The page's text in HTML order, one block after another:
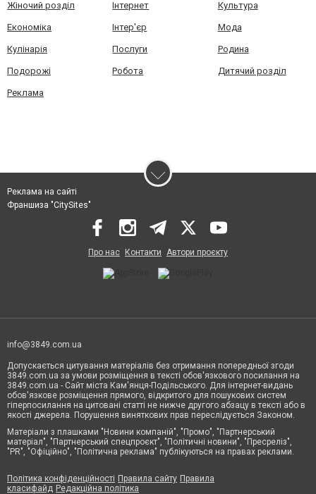
Жіночий розділ Інтернет Культура
Економіка Інтер'єр Мода
Кулінарія Послуги Родина
Подорожі Робота Дитячий розділ
Реклама
Реклама на сайті
Франшиза "CitySites"
Про нас Контакти Автори проєкту
info@3849.com.ua
Допускається цитування матеріалів без отримання попередньої згоди
3849.com.ua за умови розміщення в тексті обов'язкового посилання на
3849.com.ua - Сайт міста Кам'янця-Подільського. Для інтернет-видань
обов'язкове розміщення прямого, відкритого для пошукових систем
гіперпосилання на цитовані статті не нижче другого абзацу в тексті або в
якості джерела. Порушення виняткових прав переслідується Законом.
Матеріали з плашками "Новини компаній", "Промо", "Партнерський
матеріал", "Партнерський спецпроєкт", "Політичні новини", "Пресреліз",
"PR", "Офіційно", "Політична реклама" публікуються на правах реклами.
Політика конфіденційності Правила сайту Правила
класифайд Редакційна політика